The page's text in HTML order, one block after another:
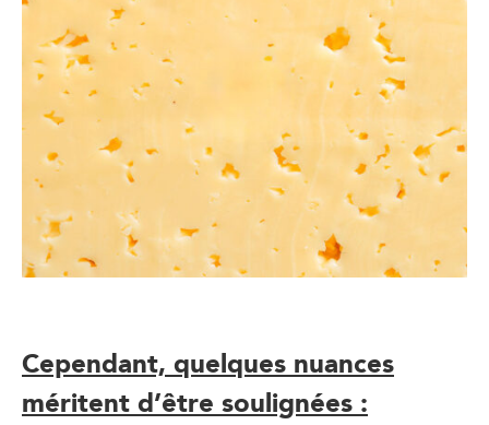
Cependant, quelques nuances
méritent d’être soulignées :